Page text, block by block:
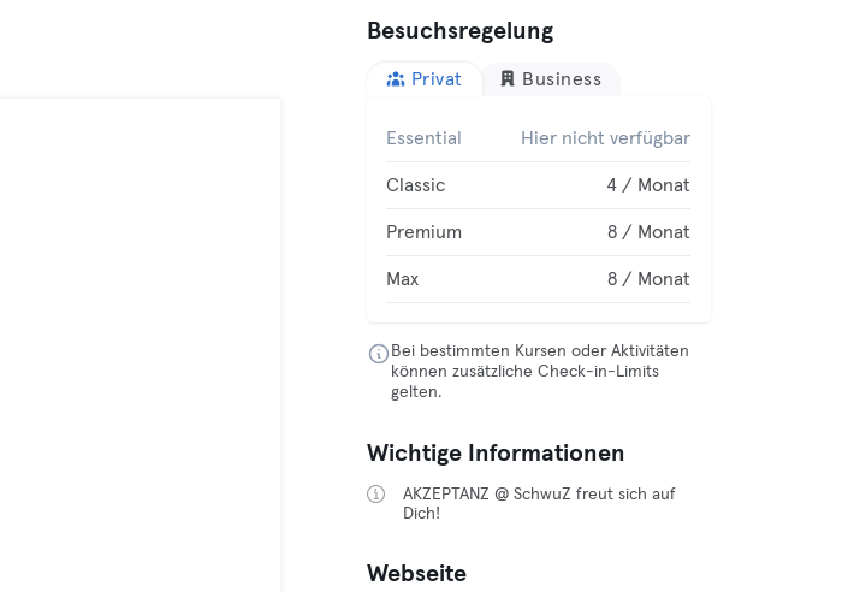
Besuchsregelung
Privat Business
Essential Hier nicht verfügbar
Classic 4 / Monat
Premium 8 / Monat
Max 8 / Monat
Bei bestimmten Kursen oder Aktivitäten
können zusätzliche Check-in-Limits
gelten.
Wichtige Informationen
AKZEPTANZ @ SchwuZ freut sich auf
Dich!
Webseite